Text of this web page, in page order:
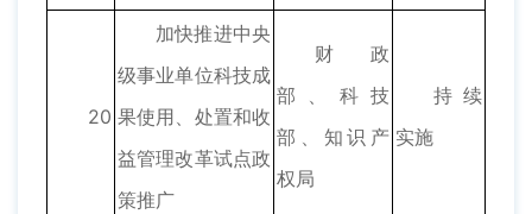
20
加快推进中央
级事业单位科技成
果使用、处置和收
益管理改革试点政
策推广
财政
部、科技
部、知识产
权局
持续
实施